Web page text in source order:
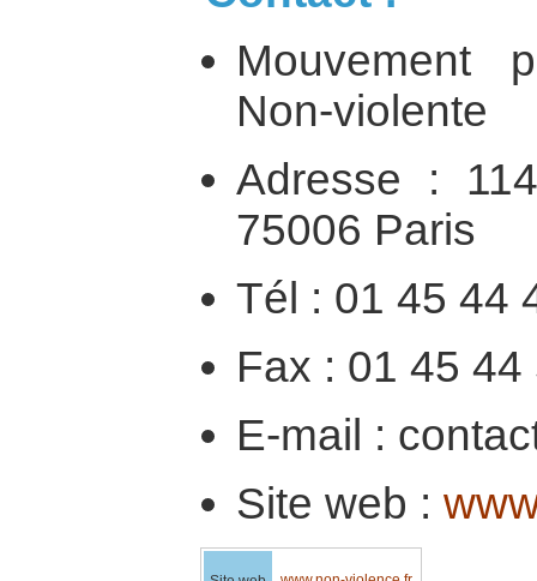
Mouvement
Non-violente
Adresse :
75006 Paris
Tél : 01 45 44
Fax : 01 45
E-mail :
Site web :